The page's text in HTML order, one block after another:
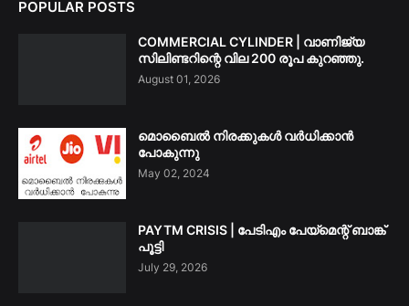
POPULAR POSTS
COMMERCIAL CYLINDER | വാണിജ്യ
സിലിണ്ടറിന്റെ വില 200 രൂപ കുറഞ്ഞു.
August 01, 2026
മൊബൈൽ നിരക്കുകൾ വർധിക്കാൻ
പോകുന്നു
May 02, 2024
PAYTM CRISIS | പേടിഎം പേയ്മെന്റ് ബാങ്ക്
പൂട്ടി
July 29, 2026